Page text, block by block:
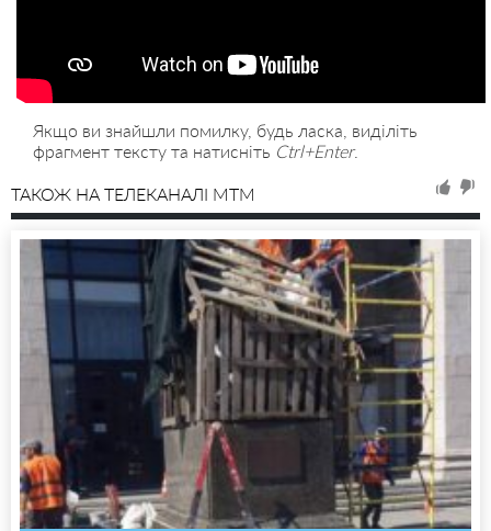
Якщо ви знайшли помилку, будь ласка, виділіть
фрагмент тексту та натисніть Ctrl+Enter.
ТАКОЖ НА ТЕЛЕКАНАЛІ MTM